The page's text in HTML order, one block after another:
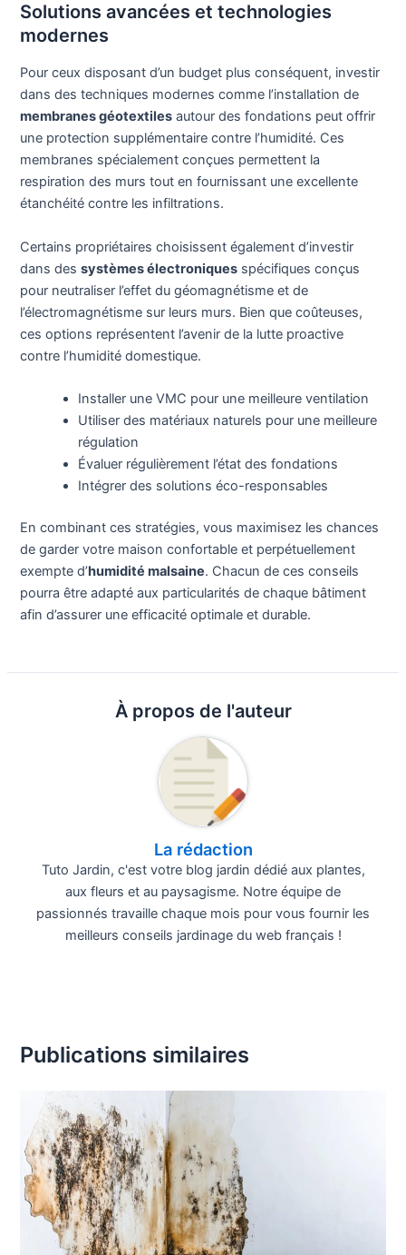
Solutions avancées et technologies
modernes
Pour ceux disposant d’un budget plus conséquent, investir
dans des techniques modernes comme l’installation de
membranes géotextiles autour des fondations peut offrir
une protection supplémentaire contre l’humidité. Ces
membranes spécialement conçues permettent la
respiration des murs tout en fournissant une excellente
étanchéité contre les infiltrations.
Certains propriétaires choisissent également d’investir
dans dessystèmes électroniques spécifiques conçus
pour neutraliser l’effet du géomagnétisme et de
l’électromagnétisme sur leurs murs. Bien que coûteuses,
ces options représentent l’avenir de la lutte proactive
contre l’humidité domestique.
Installer une VMC pour une meilleure ventilation
Utiliser des matériaux naturels pour une meilleure
régulation
Évaluer régulièrement l’état des fondations
Intégrer des solutions éco-responsables
En combinant ces stratégies, vous maximisez les chances
de garder votre maison confortable et perpétuellement
exempte d’humidité malsaine. Chacun de ces conseils
pourra être adapté aux particularités de chaque bâtiment
afin d’assurer une efficacité optimale et durable.
À propos de l'auteur
La rédaction
Tuto Jardin, c'est votre blog jardin dédié aux plantes,
aux fleurs et au paysagisme. Notre équipe de
passionnés travaille chaque mois pour vous fournir les
meilleurs conseils jardinage du web français !
Publications similaires